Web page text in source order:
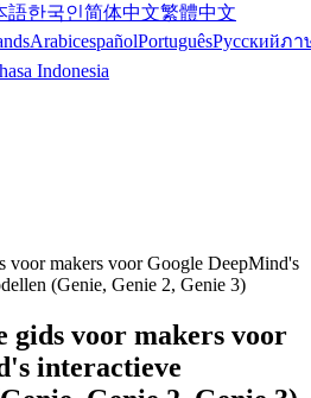
語한국인简体中文繁體中文
ArabicespañolPortuguêsРусскийภา
Indonesia
voor makers voor Google DeepMind's
(Genie, Genie 2, Genie 3)
gids voor makers voor
interactieve